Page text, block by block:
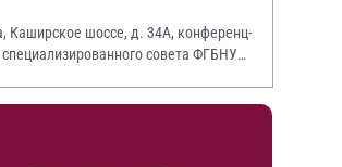
Каширское шоссе, д. 34А, конференц-
специализированного совета ФГБНУ